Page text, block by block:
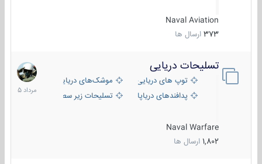
Naval Aviation
373 ارسال ها
تسلیحات دریایی
توپ های دریایی
موشک‌های دریایی
پدافندهای دریاپایه
تسلیحات زیر سطحی
Naval Warfare
1,802 ارسال ها
2
مرداد
1405